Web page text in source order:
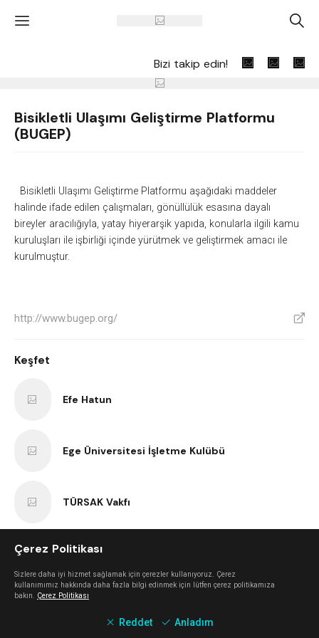
' A
Bizi takip edin!
Bisikletli Ulaşımı Geliştirme Platformu
(BUGEP)
Bisikletli Ulaşımı Geliştirme Platformu aşağıdaki maddeler
halinde ifade edilen çalışmaları, gönüllülük esasına dayalı
bireyler aracılığıyla, yatay hiyerarşik yapıda, konularla ilgili kamu
kuruluşları ile işbirliği içinde yürütmek ve geliştirmek amacı ile
kurulmuştur.
http://www.bugep.org/ V
Keşfet
Efe Hatun
Ege Üniversitesi İşletme Kulübü
TÜRSAK Vakfı
Lindy Hop İzmir
Çerez Politikası
Sizlere daha iyi hizmet sağlamak için çerezler kullanıyoruz. Çerez
kullanımımız hakkında daha fazla bilgi edinmek için lütfen çerez politikamıza
bakın. Çerez Politikası
Reddet Anladım